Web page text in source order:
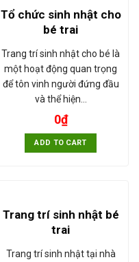
Tổ chức sinh nhật cho
bé trai
Trang trí sinh nhật cho bé là
một hoạt động quan trọng
để tôn vinh người đứng đầu
và thể hiện…
0₫
ADD TO CART
Trang trí sinh nhật bé
trai
Trang trí sinh nhật tại nhà